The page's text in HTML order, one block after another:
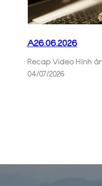
A26.06.2026
Recap Video Hình
04/07/2026